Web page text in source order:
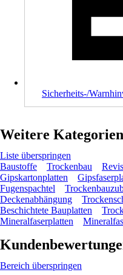
Sicherheits-/
Weitere Kategorien
Liste überspringen
Baustoffe
Trockenbau
Gipskartonplatten
Fugenspachtel
Deckenabhängung
Beschichtete Bauplatten
Mineralfaserplatten
Bereich überspringen